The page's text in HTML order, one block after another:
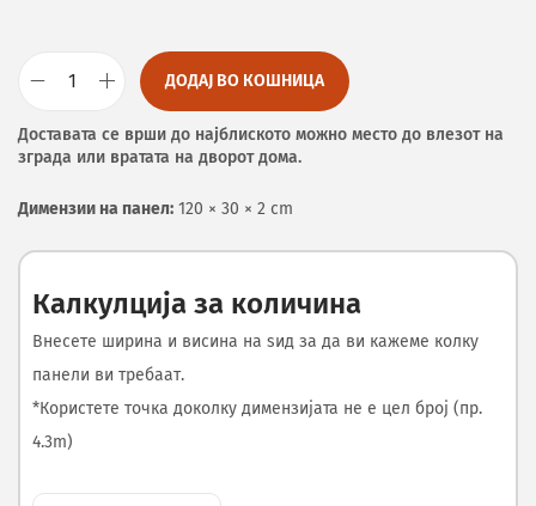
ДОДАЈ ВО КОШНИЦА
Доставата се врши до најблиското можно место до влезот на
зграда или вратата на дворот дома.
Димензии на панел: 120 × 30 × 2 cm
Калкулција за количина
Внесете ширина и висина на ѕид за да ви кажеме колку
панели ви требаат.
*Користете точка доколку димензијата не е цел број (пр.
4.3m)